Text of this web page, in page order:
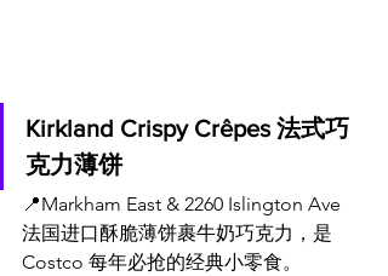
Kirkland Crispy Crêpes 法式巧
克力薄饼
📍Markham East & 2260 Islington Ave
法国进口酥脆薄饼裹牛奶巧克力，是
Costco 每年必抢的经典小零食。